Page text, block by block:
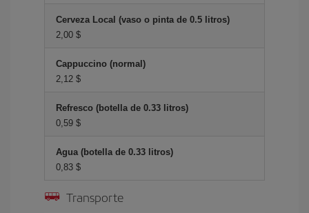
Cerveza Local (vaso o pinta de 0.5 litros)
2,00 $
Cappuccino (normal)
2,12 $
Refresco (botella de 0.33 litros)
0,59 $
Agua (botella de 0.33 litros)
0,83 $
Transporte